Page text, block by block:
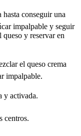
hasta conseguir una
impalpable y seguir
y reservar en
el queso crema
impalpable.
y activada.
centros.